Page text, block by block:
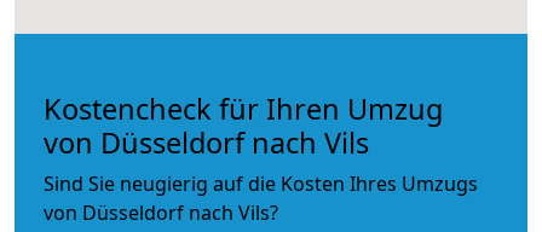
Kostencheck für Ihren Umzug
von Düsseldorf nach Vils
Sind Sie neugierig auf die Kosten Ihres Umzugs
von Düsseldorf nach Vils?